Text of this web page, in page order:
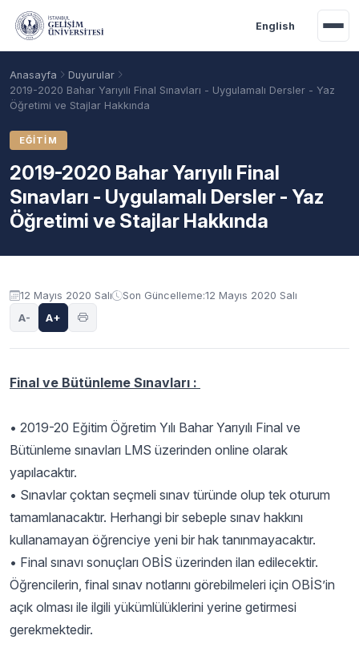
Ana içeriğe geç
English
Anasayfa
Duyurular
2019-2020 Bahar Yarıyılı Final Sınavları - Uygulamalı Dersler - Yaz
Öğretimi ve Stajlar Hakkında
EĞITIM
2019-2020 Bahar Yarıyılı Final
Sınavları - Uygulamalı Dersler - Yaz
Öğretimi ve Stajlar Hakkında
Duyuru içeriği
12 Mayıs 2020 Salı Son Güncelleme:12 Mayıs 2020 Salı
A- A+
Final ve Bütünleme Sınavları :
• 2019-20 Eğitim Öğretim Yılı Bahar Yarıyılı Final ve
Bütünleme sınavları LMS üzerinden online olarak
yapılacaktır.
• Sınavlar çoktan seçmeli sınav türünde olup tek oturum
tamamlanacaktır. Herhangi bir sebeple sınav hakkını
kullanamayan öğrenciye yeni bir hak tanınmayacaktır.
• Final sınavı sonuçları OBİS üzerinden ilan edilecektir.
Öğrencilerin, final sınav notlarını görebilmeleri için OBİS’in
açık olması ile ilgili yükümlülüklerini yerine getirmesi
gerekmektedir.